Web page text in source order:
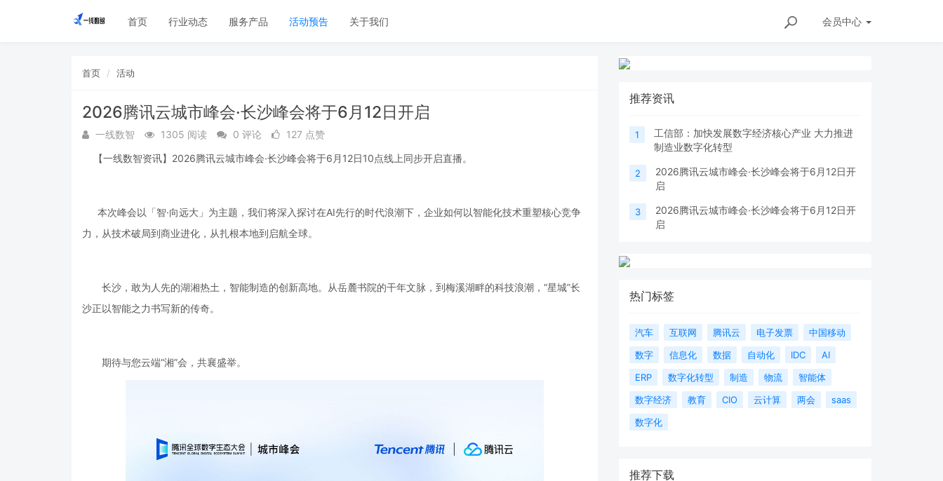
首页 行业动态 服务产品 活动预告 关于我们 会员中心
首页 活动
2026腾讯云城市峰会·长沙峰会将于6月12日开启
一线数智 1305 阅读 0 评论
127 点赞
【一线数智资讯】2026腾讯云城市峰会·长沙峰会将于6月12日10点线上同步开启直播。
本次峰会以「智·向远大」为主题，我们将深入探讨在AI先行的时代浪潮下，企业如何以智能化技术重塑核心竞争
力，从技术破局到商业进化，从扎根本地到启航全球。
长沙，敢为人先的湖湘热土，智能制造的创新高地。从岳麓书院的干年文脉，到梅溪湖畔的科技浪潮，“星城”长
沙正以智能之力书写新的传奇。
期待与您云端“湘”会，共襄盛举。
推荐资讯
1
工信部：加快发展数字经济核心产业 大力推进
制造业数字化转型
2
2026腾讯云城市峰会·长沙峰会将于6月12日开
启
3
2026腾讯云城市峰会·长沙峰会将于6月12日开
启
热门标签
汽车 互联网 腾讯云 电子发票
中国移动
数字
信息化 数据 自动化 IDC
AI
ERP
数字化转型 制造 物流
智能体
数字经济
教育 CIO 云计算 两会
saas
数字化
推荐下载